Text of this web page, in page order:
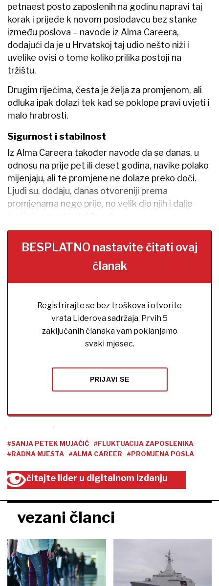
petnaest posto zaposlenih na godinu napravi taj
korak i prijeđe k novom poslodavcu bez stanke
između poslova – navode iz Alma Careera,
dodajući da je u Hrvatskoj taj udio nešto niži i
uvelike ovisi o tome koliko prilika postoji na
tržištu.
Drugim riječima, česta je želja za promjenom, ali
odluka ipak dolazi tek kad se poklope pravi uvjeti i
malo hrabrosti.
Sigurnost i stabilnost
Iz Alma Careera također navode da se danas, u
odnosu na prije pet ili deset godina, navike polako
mijenjaju, ali te promjene ne dolaze preko doći.
Ljudi su, dodaju, danas otvoreniji prema
promjenama nego prije, no velik dio njih i dalje
BESPLATNO nastavite čitati ovaj
članak
Registrirajte se bez troškova i otvorite
vrata Liderova sadržaja. Prvih 5
zaključanih članaka vam poklanjamo
svaki mjesec.
PRIJAVI SE
#SANJA PETEK MUJAČIĆ
#FLUKTUACIJA ZAPOSLENIKA
#RADNA MJESTA
#ALMA CAREER #PROMJENA POSLA
čitajte lider u digitalnom izdanju
vezani članci